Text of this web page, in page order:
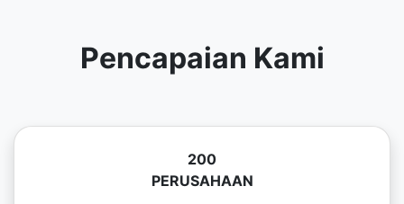
Pencapaian Kami
200
PERUSAHAAN